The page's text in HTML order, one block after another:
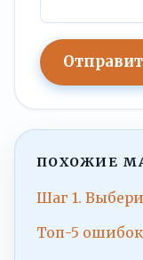
ПОХОЖИЕ
Шаг 1.
Топ-5